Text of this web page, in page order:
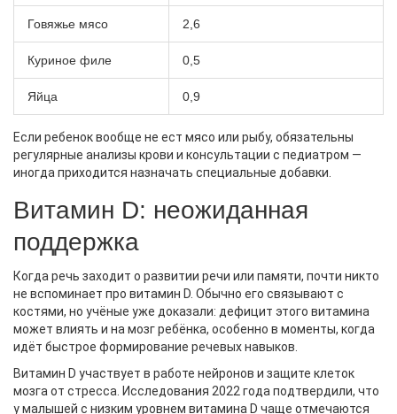
Говяжье мясо 2,6
Куриное филе 0,5
Яйца 0,9
Если ребенок вообще не ест мясо или рыбу, обязательны
регулярные анализы крови и консультации с педиатром —
иногда приходится назначать специальные добавки.
Витамин D: неожиданная
поддержка
Когда речь заходит о развитии речи или памяти, почти никто
не вспоминает про витамин D. Обычно его связывают с
костями, но учёные уже доказали: дефицит этого витамина
может влиять и на мозг ребёнка, особенно в моменты, когда
идёт быстрое формирование речевых навыков.
Витамин D участвует в работе нейронов и защите клеток
мозга от стресса. Исследования 2022 года подтвердили, что
у малышей с низким уровнем витамина D чаще отмечаются